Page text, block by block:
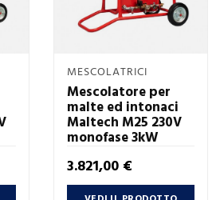
MESCOLATRICI
Mescolatore per
malte ed intonaci
Maltech M25 230V
monofase 3kW
Prezzo
3.821,00 €